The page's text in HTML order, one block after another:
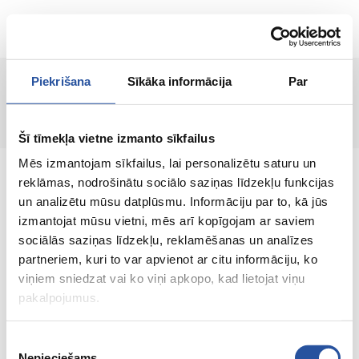
Piekrišana Sīkāka informācija Par
Šī tīmekļa vietne izmanto sīkfailus
Mēs izmantojam sīkfailus, lai personalizētu saturu un
reklāmas, nodrošinātu sociālo saziņas līdzekļu funkcijas
un analizētu mūsu datplūsmu. Informāciju par to, kā jūs
izmantojat mūsu vietni, mēs arī kopīgojam ar saviem
sociālās saziņas līdzekļu, reklamēšanas un analīzes
partneriem, kuri to var apvienot ar citu informāciju, ko
viņiem sniedzat vai ko viņi apkopo, kad lietojat viņu
pakalpojumus.
LT
Prekė nerasta!
Internetinė parduotuvė su palankiomis
kainomis ir kokybiškomis prekėmis, kurioje
klientų pasitenkinimas yra mūsų pagrindinė
vertybė.
Viskas Tavo namams ir sodui!